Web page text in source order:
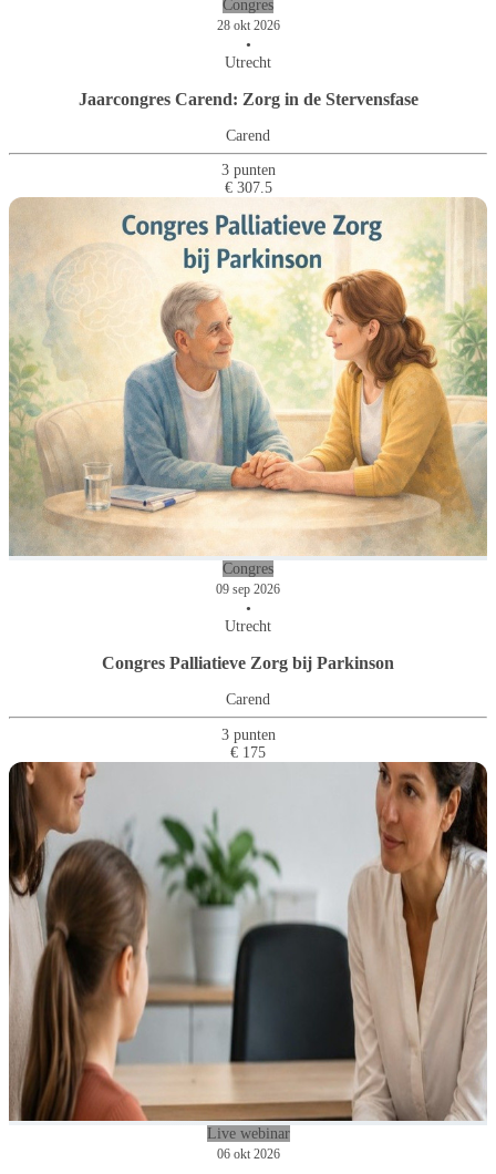
Palliatieve zorg bij hartfalen
Congres
28 okt 2026
•
Utrecht
Jaarcongres Carend: Zorg in de Stervensfase
Carend
3 punten
€ 307.5
Congres
09 sep 2026
•
Utrecht
Congres Palliatieve Zorg bij Parkinson
Carend
3 punten
€ 175
Live webinar
06 okt 2026
Het opzetten van een ACP-poli
Palliatieve zorg bij mensen met
verslavingsproblematiek
Palliatieve zorg bij mensen met
een verstandelijke beperking
Zorg in de laatste Levensfase